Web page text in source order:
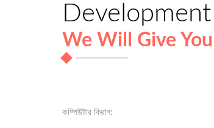
Development
We Will Give
কম্পিউটার বিভাগ: